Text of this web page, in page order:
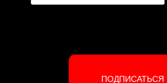
ПОДПИСАТЬСЯ